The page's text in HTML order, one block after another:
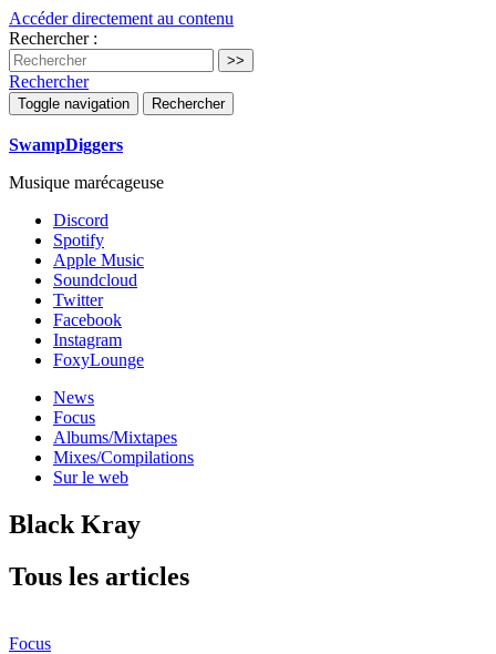
Accéder directement au contenu
Rechercher :
Rechercher
Toggle navigation Rechercher
SwampDiggers
Musique marécageuse
Discord
Spotify
Apple Music
Soundcloud
Twitter
Facebook
Instagram
FoxyLounge
News
Focus
Albums/Mixtapes
Mixes/Compilations
Sur le web
Black Kray
Tous les articles
Focus